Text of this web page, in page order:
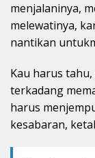
menjalaninya,
melewatinya,
nantikan
Kau harus
terkadang
harus
kesabaran,